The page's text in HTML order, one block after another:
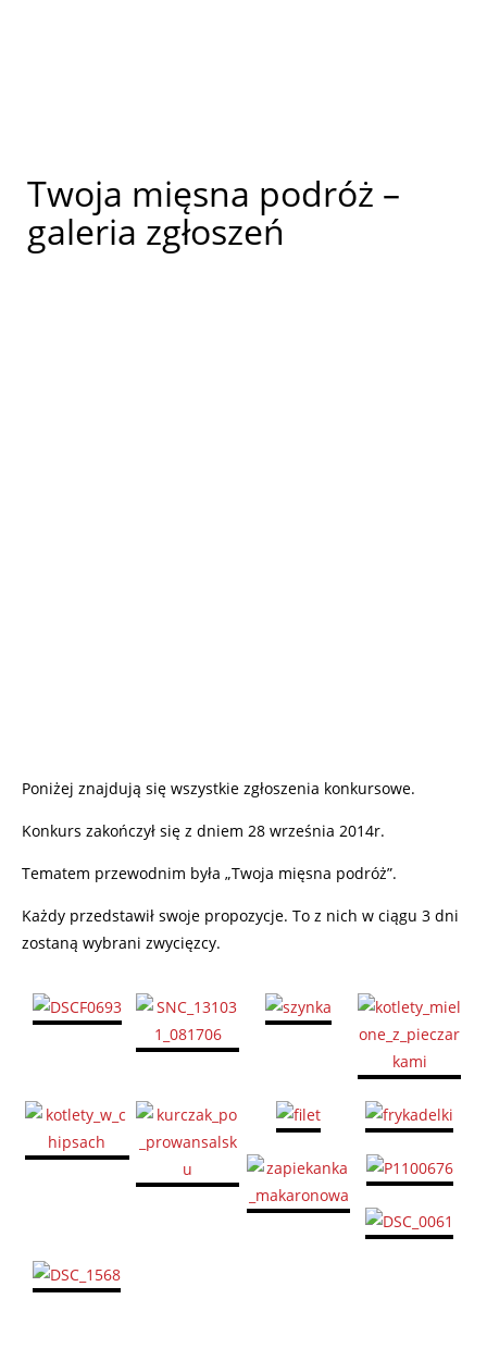
Twoja mięsna podróż –
galeria zgłoszeń
Poniżej znajdują się wszystkie zgłoszenia konkursowe.
Konkurs zakończył się z dniem 28 września 2014r.
Tematem przewodnim była „Twoja mięsna podróż”.
Każdy przedstawił swoje propozycje. To z nich w ciągu 3 dni
zostaną wybrani zwycięzcy.